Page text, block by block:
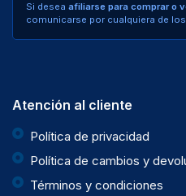
Si desea afiliarse para comprar o
comunicarse por cualquiera de
Atención al cliente
Política de privacidad
Política de cambios y
Términos y condiciones